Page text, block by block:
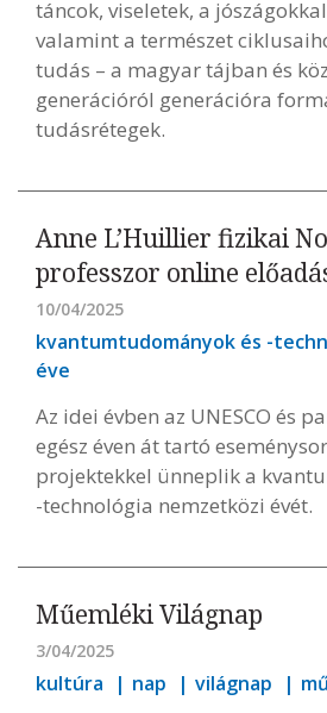
táncok, viseletek, a
valamint a természet
tudás – a magyar tájban és
generációról generációra
tudásrétegek.
Anne L’Huillier fizikai
professzor online
10/04/2025
kvantumtudományok és -
éve
Az idei évben az UNESCO és
egész éven át tartó
projektekkel ünneplik a
-technológia nemzetközi évét.
Műemléki Világnap
3/04/2025
kultúra nap világnap